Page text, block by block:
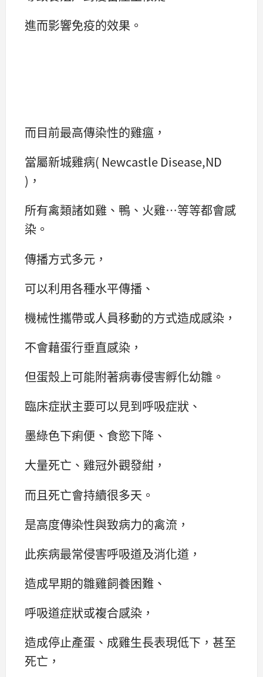
進而影響免疫的效果。
而目前最高傳染性的雞瘟，
當屬新城雞病( Newcastle Disease,ND
)，
所有禽類諸如雞、鴨、火雞…等等都會感
染。
傳播方式多元，
可以利用各種水平傳播、
機械性攜帶或人員移動的方式造成感染，
不會藉蛋行垂直感染，
但蛋殼上可能附著病毒侵害孵化幼雛。
臨床症狀主要可以見到呼吸症狀、
墨綠色下痢便、食慾下降、
大量死亡、雞冠外觀發紺，
而且死亡會持續很多天。
是高度傳染性與致病力的禽流，
此疾病最常侵害呼吸道及消化道，
造成早期的雛雞飼養困難、
呼吸道症狀或複合感染，
造成停止產蛋、成雞生長表現低下，甚至
死亡，